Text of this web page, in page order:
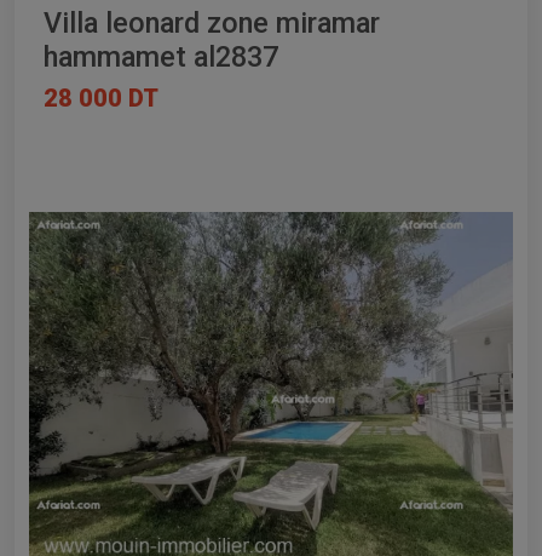
Villa leonard zone miramar
hammamet al2837
28 000 DT